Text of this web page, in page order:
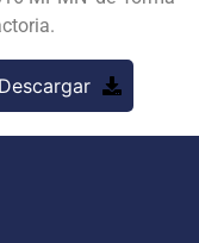
Descargar